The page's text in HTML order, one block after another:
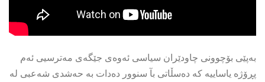
بەپێى بۆچوونى چاودێران سیاسى ئەوەى جێگەى مەترسیى ئەم
پڕۆژە یاساییە کە دەسڵاتى بآ سنوور دەدات بە حەشدى شەعبى لە